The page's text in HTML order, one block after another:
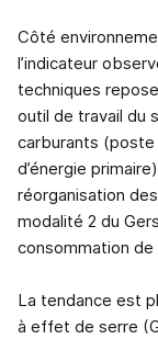
Côté
l’indicateur
techniques
outil de travail du
carburants (poste
d’énergie
réorganisation
modalité 2 du
consommation de
La tendance est
à effet de serre